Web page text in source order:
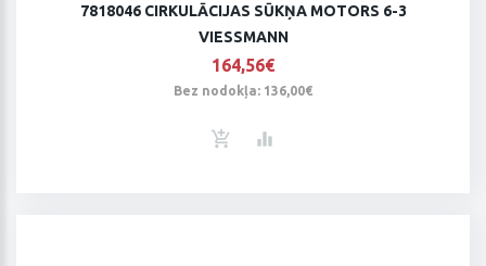
7818046 CIRKULĀCIJAS SŪKŅA MOTORS 6-3
VIESSMANN
164,56€
Bez nodokļa: 136,00€